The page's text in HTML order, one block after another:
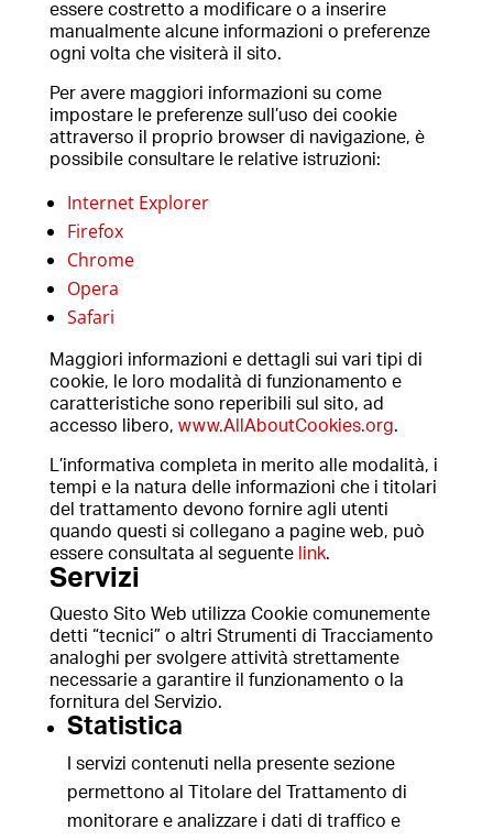
essere costretto a modificare o a inserire
manualmente alcune informazioni o preferenze
ogni volta che visiterà il sito.
Per avere maggiori informazioni su come
impostare le preferenze sull’uso dei cookie
attraverso il proprio browser di navigazione, è
possibile consultare le relative istruzioni:
Internet Explorer
Firefox
Chrome
Opera
Safari
Maggiori informazioni e dettagli sui vari tipi di
cookie, le loro modalità di funzionamento e
caratteristiche sono reperibili sul sito, ad
accesso libero, www.AllAboutCookies.org.
L’informativa completa in merito alle modalità, i
tempi e la natura delle informazioni che i titolari
del trattamento devono fornire agli utenti
quando questi si collegano a pagine web, può
essere consultata al seguente link.
Servizi
Questo Sito Web utilizza Cookie comunemente
detti “tecnici” o altri Strumenti di Tracciamento
analoghi per svolgere attività strettamente
necessarie a garantire il funzionamento o la
fornitura del Servizio.
Statistica
I servizi contenuti nella presente sezione
permettono al Titolare del Trattamento di
monitorare e analizzare i dati di traffico e